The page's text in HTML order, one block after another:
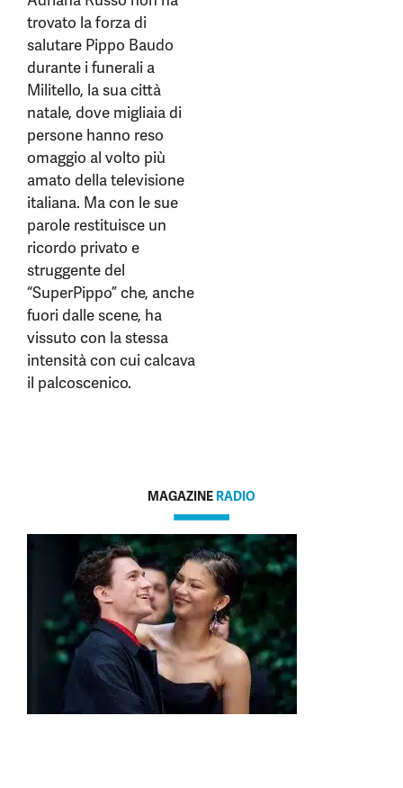
trovato la forza di
salutare Pippo Baudo
durante i funerali a
Militello, la sua città
natale, dove migliaia di
persone hanno reso
omaggio al volto più
amato della televisione
italiana. Ma con le sue
parole restituisce un
ricordo privato e
struggente del
“SuperPippo” che, anche
fuori dalle scene, ha
vissuto con la stessa
intensità con cui calcava
il palcoscenico.
MAGAZINE RADIO